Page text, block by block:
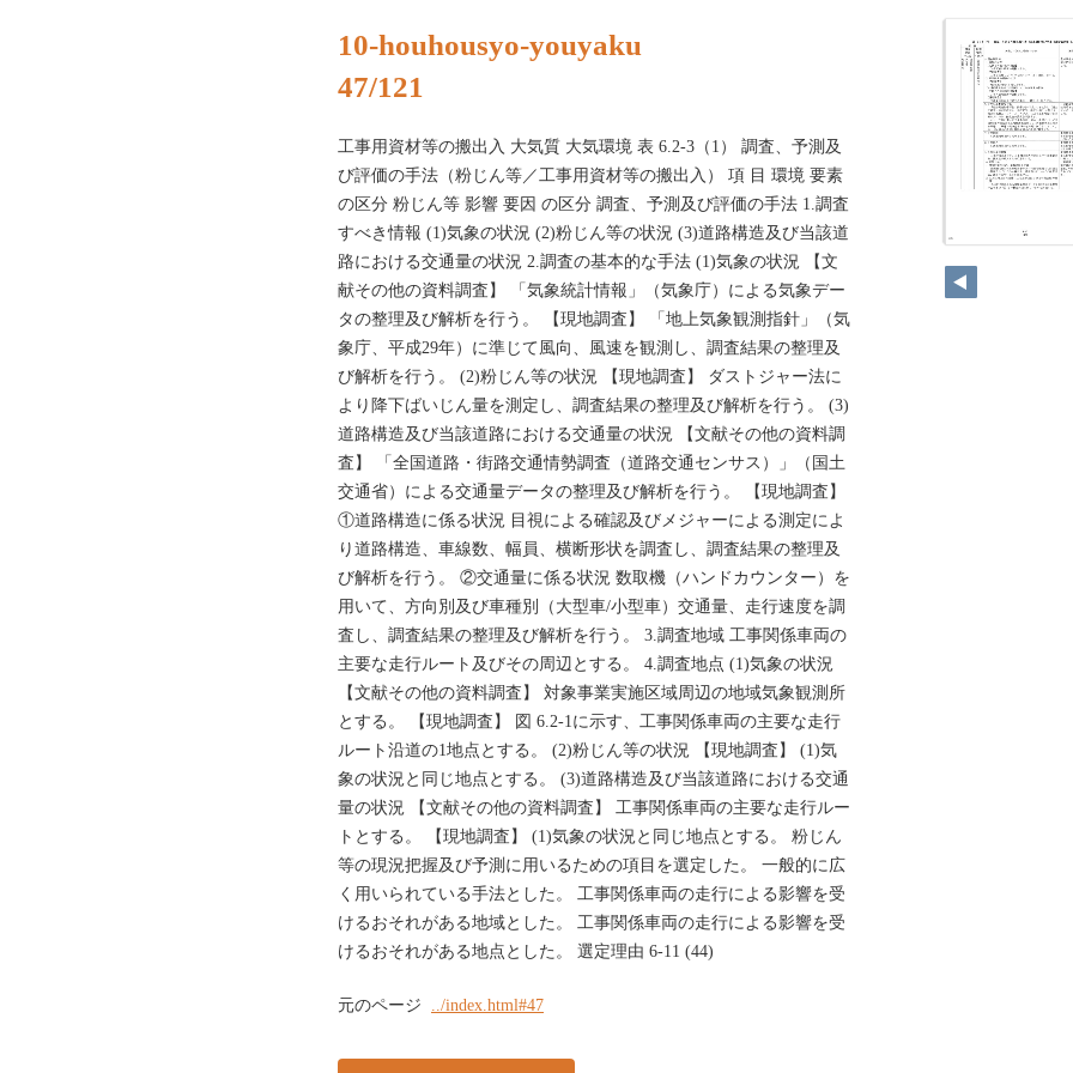
46
10-houhousyo-youyaku
47/121
工事用資材等の搬出入 大気質 大気環境 表 6.2-3（1） 調査、予測及
び評価の手法（粉じん等／工事用資材等の搬出入） 項 目 環境 要素
の区分 粉じん等 影響 要因 の区分 調査、予測及び評価の手法 1.調査
すべき情報 (1)気象の状況 (2)粉じん等の状況 (3)道路構造及び当該道
路における交通量の状況 2.調査の基本的な手法 (1)気象の状況 【文
献その他の資料調査】 「気象統計情報」（気象庁）による気象デー
タの整理及び解析を行う。 【現地調査】 「地上気象観測指針」（気
象庁、平成29年）に準じて風向、風速を観測し、調査結果の整理及
び解析を行う。 (2)粉じん等の状況 【現地調査】 ダストジャー法に
より降下ばいじん量を測定し、調査結果の整理及び解析を行う。 (3)
道路構造及び当該道路における交通量の状況 【文献その他の資料調
査】 「全国道路・街路交通情勢調査（道路交通センサス）」（国土
交通省）による交通量データの整理及び解析を行う。 【現地調査】
①道路構造に係る状況 目視による確認及びメジャーによる測定によ
り道路構造、車線数、幅員、横断形状を調査し、調査結果の整理及
び解析を行う。 ②交通量に係る状況 数取機（ハンドカウンター）を
用いて、方向別及び車種別（大型車/小型車）交通量、走行速度を調
査し、調査結果の整理及び解析を行う。 3.調査地域 工事関係車両の
主要な走行ルート及びその周辺とする。 4.調査地点 (1)気象の状況
【文献その他の資料調査】 対象事業実施区域周辺の地域気象観測所
とする。 【現地調査】 図 6.2-1に示す、工事関係車両の主要な走行
ルート沿道の1地点とする。 (2)粉じん等の状況 【現地調査】 (1)気
象の状況と同じ地点とする。 (3)道路構造及び当該道路における交通
量の状況 【文献その他の資料調査】 工事関係車両の主要な走行ルー
トとする。 【現地調査】 (1)気象の状況と同じ地点とする。 粉じん
等の現況把握及び予測に用いるための項目を選定した。 一般的に広
く用いられている手法とした。 工事関係車両の走行による影響を受
けるおそれがある地域とした。 工事関係車両の走行による影響を受
けるおそれがある地点とした。 選定理由 6-11 (44)
元のページ ../index.html#47